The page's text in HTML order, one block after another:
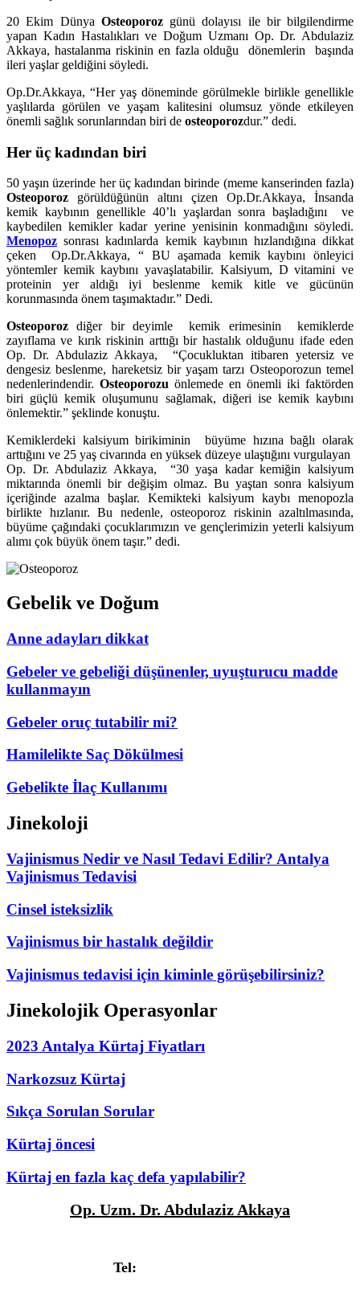
20 Ekim Dünya Osteoporozgünü dolayısı ile bir bilgilendirme
yapan Kadın Hastalıkları ve Doğum Uzmanı Op. Dr. Abdulaziz
Akkaya, hastalanma riskinin en fazla olduğu dönemlerin başında
ileri yaşlar geldiğini söyledi.
Op.Dr.Akkaya, “Her yaş döneminde görülmekle birlikle genellikle
yaşlılarda görülen ve yaşam kalitesini olumsuz yönde etkileyen
önemli sağlık sorunlarından biri de osteoporozdur.” dedi.
Her üç kadından biri
50 yaşın üzerinde her üç kadından birinde (meme kanserinden fazla)
Osteoporoz görüldüğünün altını çizen Op.Dr.Akkaya, İnsanda
kemik kaybının genellikle 40’lı yaşlardan sonra başladığını ve
kaybedilen kemikler kadar yerine yenisinin konmadığını söyledi.
Menopoz sonrası kadınlarda kemik kaybının hızlandığına dikkat
çeken Op.Dr.Akkaya, “ BU aşamada kemik kaybını önleyici
yöntemler kemik kaybını yavaşlatabilir. Kalsiyum, D vitamini ve
proteinin yer aldığı iyi beslenme kemik kitle ve gücünün
korunmasında önem taşımaktadır.” Dedi.
Osteoporoz diğer bir deyimle kemik erimesinin kemiklerde
zayıflama ve kırık riskinin arttığı bir hastalık olduğunu ifade eden
Op. Dr. Abdulaziz Akkaya, “Çocukluktan itibaren yetersiz ve
dengesiz beslenme, hareketsiz bir yaşam tarzı Osteoporozun temel
nedenlerindendir. Osteoporozu önlemede en önemli iki faktörden
biri güçlü kemik oluşumunu sağlamak, diğeri ise kemik kaybını
önlemektir.” şeklinde konuştu.
Kemiklerdeki kalsiyum birikiminin büyüme hızına bağlı olarak
arttığını ve 25 yaş civarında en yüksek düzeye ulaştığını vurgulayan
Op. Dr. Abdulaziz Akkaya, “30 yaşa kadar kemiğin kalsiyum
miktarında önemli bir değişim olmaz. Bu yaştan sonra kalsiyum
içeriğinde azalma başlar. Kemikteki kalsiyum kaybı menopozla
birlikte hızlanır. Bu nedenle, osteoporoz riskinin azaltılmasında,
büyüme çağındaki çocuklarımızın ve gençlerimizin yeterli kalsiyum
alımı çok büyük önem taşır.” dedi.
Gebelik ve Doğum
Anne adayları dikkat
Gebeler ve gebeliği düşünenler, uyuşturucu madde
kullanmayın
Gebeler oruç tutabilir mi?
Hamilelikte Saç Dökülmesi
Gebelikte İlaç Kullanımı
Jinekoloji
Vajinismus Nedir ve Nasıl Tedavi Edilir? Antalya
Vajinismus Tedavisi
Cinsel isteksizlik
Vajinismus bir hastalık değildir
Vajinismus tedavisi için kiminle görüşebilirsiniz?
Jinekolojik Operasyonlar
2023 Antalya Kürtaj Fiyatları
Narkozsuz Kürtaj
Sıkça Sorulan Sorular
Kürtaj öncesi
Kürtaj en fazla kaç defa yapılabilir?
Op. Uzm. Dr. Abdulaziz Akkaya
Tel: